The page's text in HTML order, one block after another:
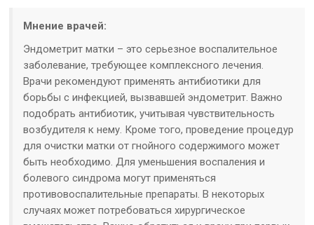
Мнение врачей:
Эндометрит матки – это серьезное воспалительное
заболевание, требующее комплексного лечения.
Врачи рекомендуют применять антибиотики для
борьбы с инфекцией, вызвавшей эндометрит. Важно
подобрать антибиотик, учитывая чувствительность
возбудителя к нему. Кроме того, проведение процедур
для очистки матки от гнойного содержимого может
быть необходимо. Для уменьшения воспаления и
болевого синдрома могут применяться
противовоспалительные препараты. В некоторых
случаях может потребоваться хирургическое